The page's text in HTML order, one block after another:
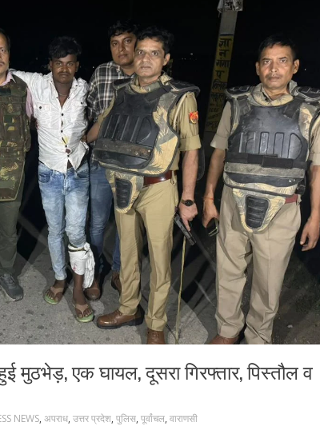
मुठभेड़, एक घायल, दूसरा गिरफ्तार, पिस्तौल व
NEWS, अपराध, उत्तर प्रदेश, पुलिस, पूर्वांचल, वाराणसी